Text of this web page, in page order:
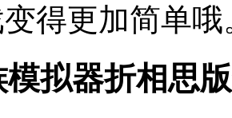
得更加简单哦
拟器折相思